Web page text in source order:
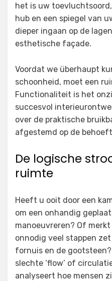
het is uw
hub en een spiegel van
dieper ingaan op de
esthetische façade.
Voordat we überhaupt
schoonheid, moet een
Functionaliteit is het
succesvol
over de praktische
afgestemd op de
De logische
ruimte
Heeft u ooit door een
om een onhandig
manoeuvreren? Of
onnodig veel stappen
fornuis en de
slechte ‘flow’ of
analyseert hoe mensen